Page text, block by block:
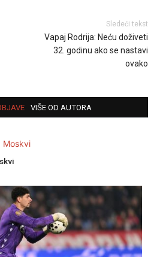
Sledeći tekst
Vapaj Rodrija: Neću doživeti
32. godinu ako se nastavi
ovako
VIŠE OD AUTORA